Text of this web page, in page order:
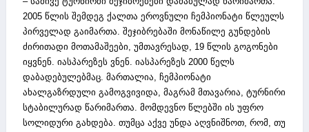
2005 წლის შემდეგ ქალთა ეროვნული ჩემპიონატი წლეულს
პირველად გაიმართა. შეჯიბრებაში მონაწილე გუნდების
ძირითადი მოთამაშეები, უმთავრესად, 19 წლის გოგონები
იყვნენ. იასპარეზეს ვნენ. იასპარეზეს 2000 წელს
დაბადებულებმაც. მართალია, ჩემპიონატი
ახალგაზრდული გამოგვივიდა, მაგრამ მთავარია, ტურნირი
სტაბილურად წარიმართა. მომდევნო წლებში ის უფრო
სოლიდური გახდება. თუმცა აქვე უნდა აღვნიშნოთ, რომ, თუ